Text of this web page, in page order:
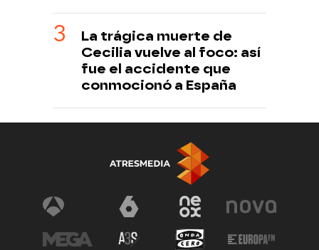
La trágica muerte de
Cecilia vuelve al foco: así
fue el accidente que
conmocionó a España